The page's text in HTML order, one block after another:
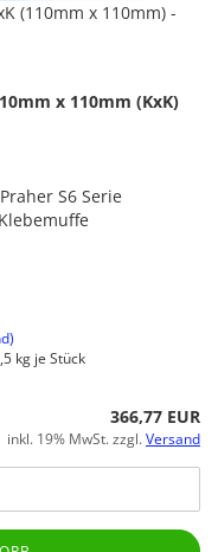
(110mm x 110mm) -
x 110mm (KxK)
S6 Serie
kg je Stück
366,77 EUR
inkl. 19% MwSt. zzgl.Versand